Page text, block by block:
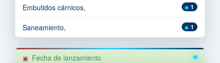
1
Embutidos cárnicos,
1
Saneamiento,
Fecha de lanzamiento